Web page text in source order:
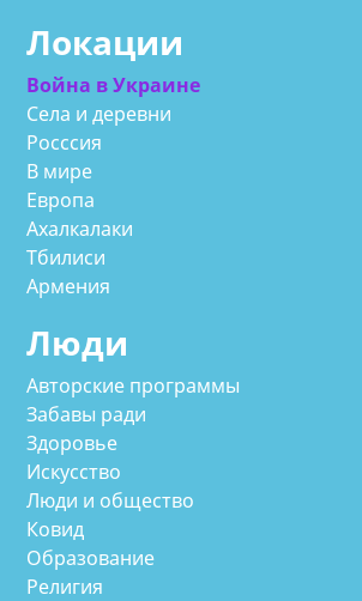
Локации
Война в Украине
Села и деревни
Росссия
В мире
Европа
Ахалкалаки
Тбилиси
Армения
Люди
Авторские программы
Забавы ради
Здоровье
Искусство
Люди и общество
Ковид
Образование
Религия